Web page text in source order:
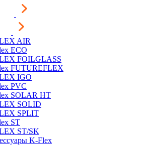
AIR
ECO
FOILGLASS
FUTUREFLEX
IGO
PVC
SOLAR HT
SOLID
SPLIT
ST
ST/SK
K-Flex